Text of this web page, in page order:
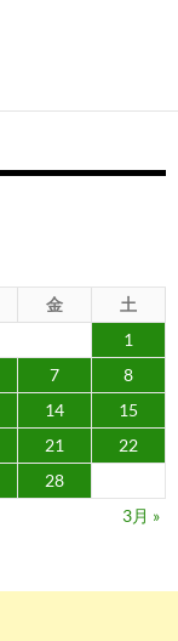
金
土
1
7
8
14
15
21
22
28
3月 »